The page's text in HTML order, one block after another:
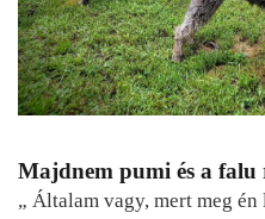
Majdnem pumi és a falu
„ Általam vagy, mert meg